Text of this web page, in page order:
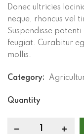
Donec ultricies
neque, rhoncus vel
Suspendisse
feugiat. Curabitur
mollis.
Category:
Quantity